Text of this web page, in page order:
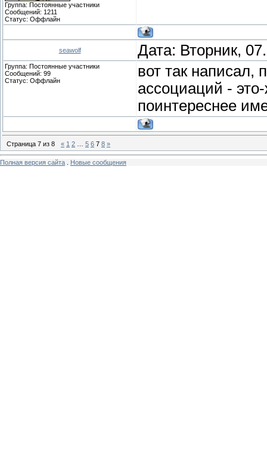
Группа: Постоянные участники
Сообщений: 1211
Статус: Оффлайн
seawolf Дата: Вторник,
Группа: Постоянные участники
Сообщений: 99
Статус: Оффлайн
вот так
ассоциаций -
поинтереснее
Страница 7 из 8 « 1 2 5 6 7 8 »
Полная версия сайта Новые сообщения